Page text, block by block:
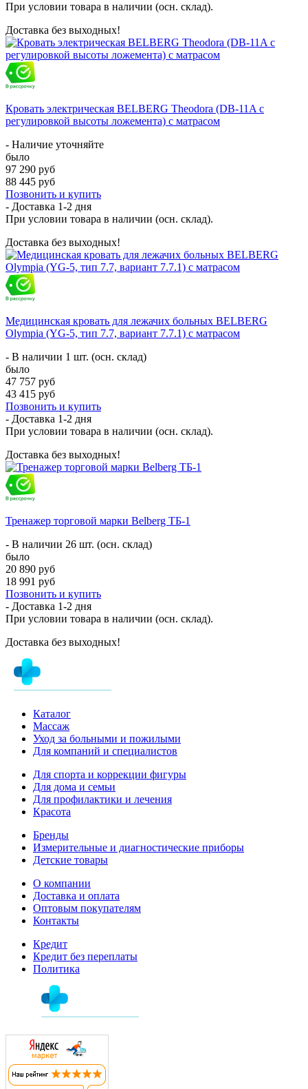
При условии товара в наличии (осн. склад).
Доставка без выходных!
Кровать электрическая BELBERG Theodora (DB-11A с
регулировкой высоты ложемента) с матрасом
- Наличие уточняйте
было
97 290 руб
88 445 руб
Позвонить и купить
- Доставка 1-2 дня
При условии товара в наличии (осн. склад).
Доставка без выходных!
Медицинская кровать для лежачих больных BELBERG
Olympia (YG-5, тип 7.7, вариант 7.7.1) с матрасом
- В наличии 1 шт. (осн. склад)
было
47 757 руб
43 415 руб
Позвонить и купить
- Доставка 1-2 дня
При условии товара в наличии (осн. склад).
Доставка без выходных!
Тренажер торговой марки Belberg ТБ-1
- В наличии 26 шт. (осн. склад)
было
20 890 руб
18 991 руб
Позвонить и купить
- Доставка 1-2 дня
При условии товара в наличии (осн. склад).
Доставка без выходных!
Каталог
Массаж
Уход за больными и пожилыми
Для компаний и специалистов
Для спорта и коррекции фигуры
Для дома и семьи
Для профилактики и лечения
Красота
Бренды
Измерительные и диагностические приборы
Детские товары
О компании
Доставка и оплата
Оптовым покупателям
Контакты
Кредит
Кредит без переплаты
Политика